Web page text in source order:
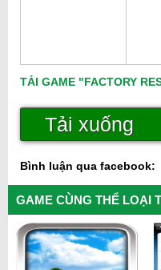
TẢI GAME "FACTORY
Tải xuống
Bình luận qua facebook:
GAME CÙNG THỂ LOẠI